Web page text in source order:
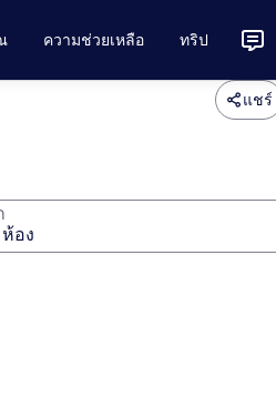
ความช่วยเหลือ ทริป
แชร์